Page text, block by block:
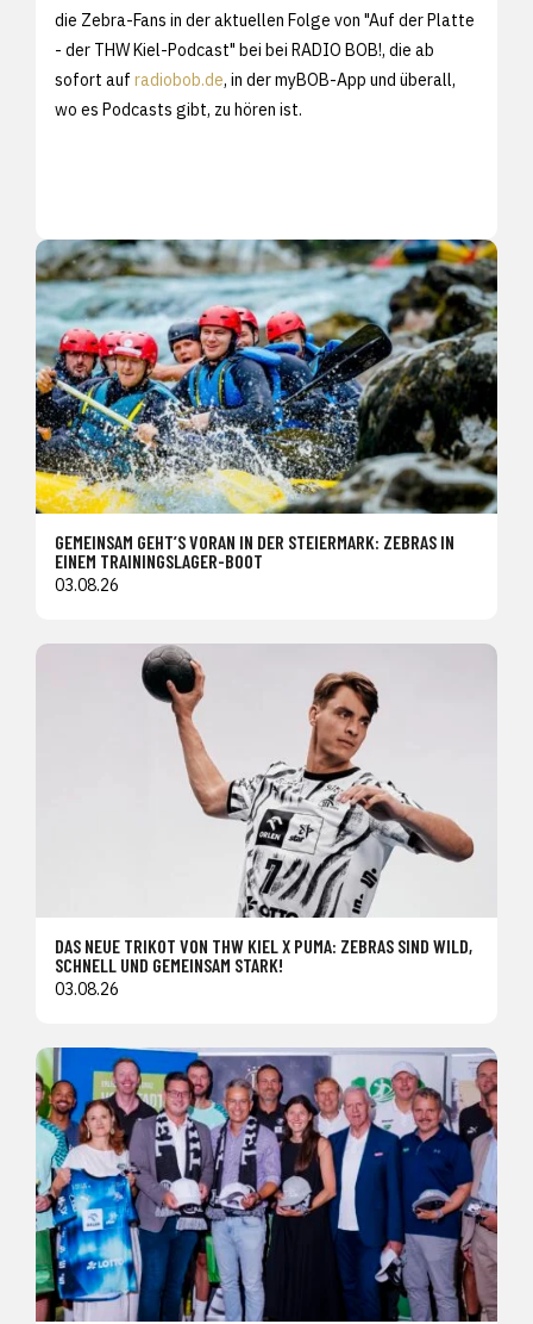
die Zebra-Fans in der aktuellen Folge von "Auf der Platte
- der THW Kiel-Podcast" bei bei RADIO BOB!, die ab
sofort auf radiobob.de, in der myBOB-App und überall,
wo es Podcasts gibt, zu hören ist.
GEMEINSAM GEHT’S VORAN IN DER STEIERMARK: ZEBRAS IN
EINEM TRAININGSLAGER-BOOT
03.08.26
DAS NEUE TRIKOT VON THW KIEL X PUMA: ZEBRAS SIND WILD,
SCHNELL UND GEMEINSAM STARK!
03.08.26